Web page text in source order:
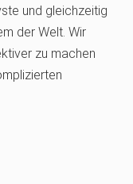
und gleichzeitig
der Welt. Wir
zu machen